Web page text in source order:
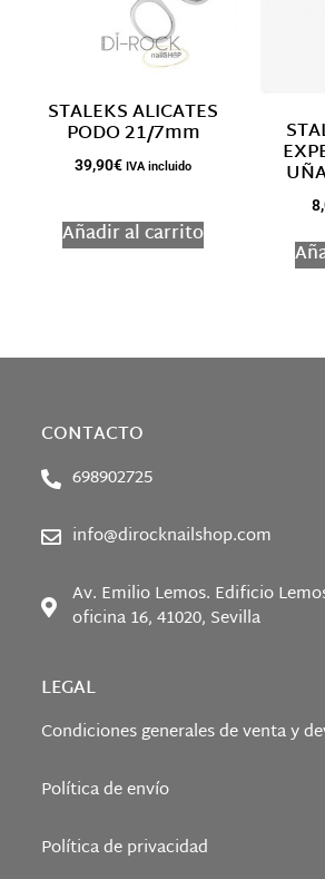
STALEKS ALICATES
PODO 21/7mm
39,90€ IVA incluido
Añadir al carrito
CONTACTO
698902725
info@dirocknailshop.com
Av. Emilio Lemos. Edificio
oficina 16, 41020, Sevilla
LEGAL
Condiciones generales de venta y
Política de envío
Política de privacidad